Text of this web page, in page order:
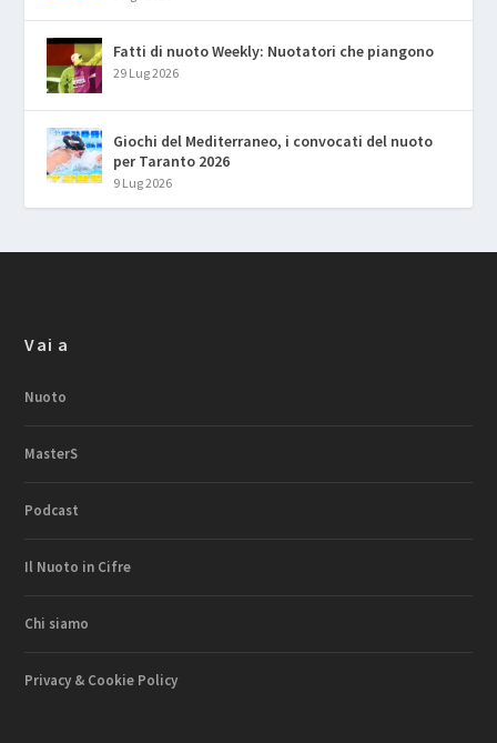
Fatti di nuoto Weekly: Nuotatori che piangono
29 Lug 2026
Giochi del Mediterraneo, i convocati del nuoto
per Taranto 2026
9 Lug 2026
Vai a
Nuoto
MasterS
Podcast
Il Nuoto in Cifre
Chi siamo
Privacy & Cookie Policy